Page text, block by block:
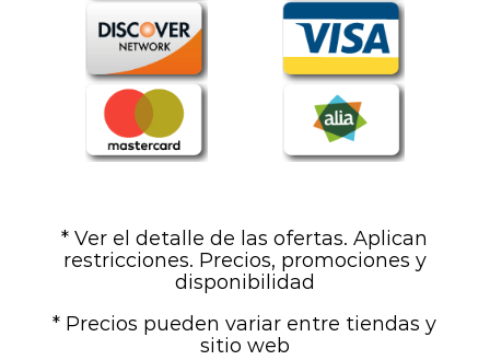
* Ver el detalle de las ofertas. Aplican
restricciones. Precios, promociones y
disponibilidad
* Precios pueden variar entre tiendas y
sitio web